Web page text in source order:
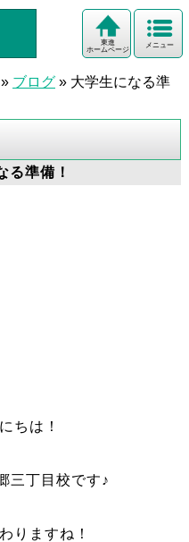
メニュー
東進
ホームページ
» ブログ » 大学生になる準
準備！
ちは！
三丁目校です♪
りますね！